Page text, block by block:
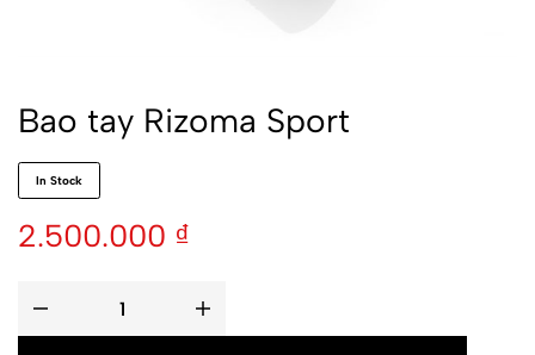
Bao tay Rizoma Sport
In Stock
2.500.000 ₫